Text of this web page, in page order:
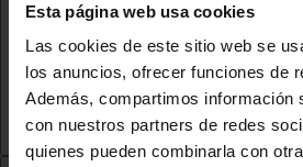
Esta página web usa cookies
Las cookies de este sitio web se
los anuncios, ofrecer funciones de
Además, compartimos información
con nuestros partners de redes
quienes pueden combinarla con